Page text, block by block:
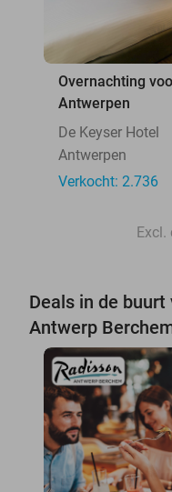
Overnachting
Antwerpen
De Keyser Hotel
Antwerpen
Verkocht: 2.736
Excl.
Deals in de buurt
Antwerp